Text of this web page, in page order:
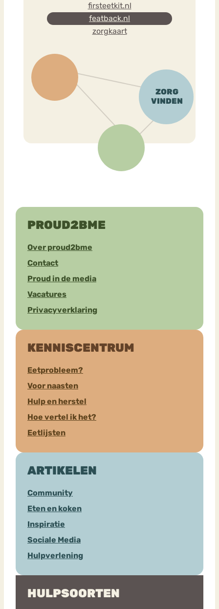
firsteetkit.nl
featback.nl
zorgkaart
PROUD2BME
Over proud2bme
Contact
Proud in de media
Vacatures
Privacyverklaring
KENNISCENTRUM
Eetprobleem?
Voor naasten
Hulp en herstel
Hoe vertel ik het?
Eetlijsten
ARTIKELEN
Community
Eten en koken
Inspiratie
Sociale Media
Hulpverlening
HULPSOORTEN